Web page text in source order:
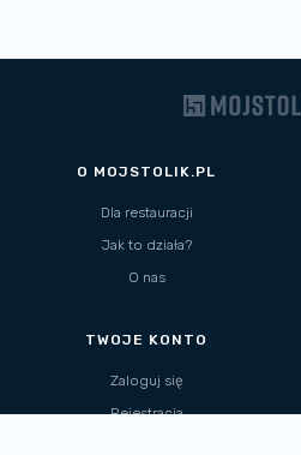
O MOJSTOLIK.PL
Dla restauracji
Jak to działa?
O nas
TWOJE KONTO
Zaloguj się
Rejestracja